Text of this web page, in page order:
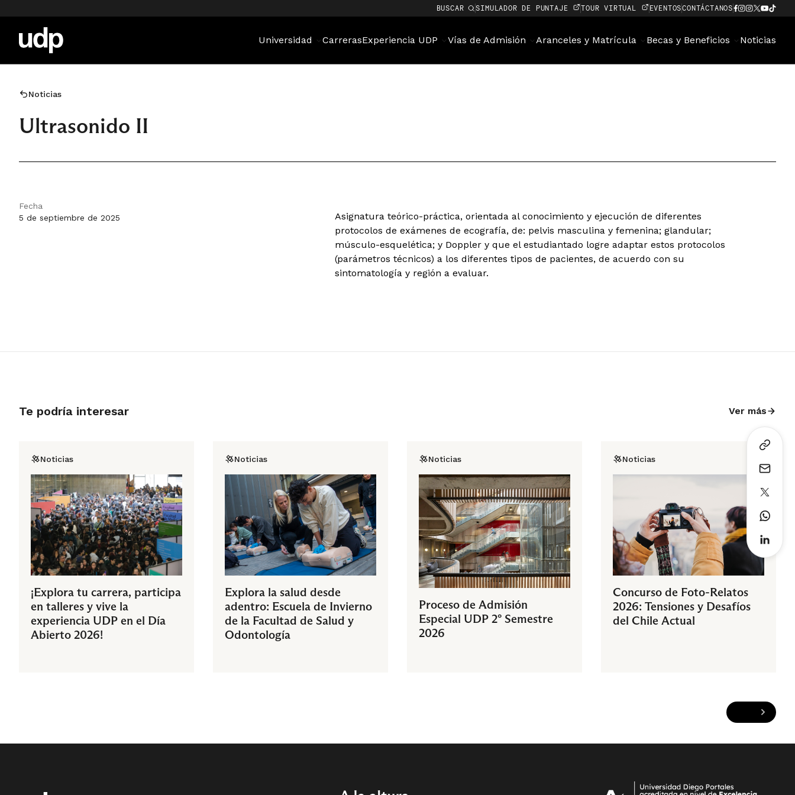
BUSCAR SIMULADOR DE PUNTAJE TOUR VIRTUAL EVENTOSCONTÁCTANOS
Universidad CarrerasExperiencia UDP Vías de Admisión Aranceles y Matrícula Becas y Beneficios Noticias
Noticias
Ultrasonido II
Fecha
5 de septiembre de 2025
Asignatura teórico-práctica, orientada al conocimiento y ejecución de diferentes
protocolos de exámenes de ecografía, de: pelvis masculina y femenina; glandular;
músculo-esquelética; y Doppler y que el estudiantado logre adaptar estos protocolos
(parámetros técnicos) a los diferentes tipos de pacientes, de acuerdo con su
sintomatología y región a evaluar.
Te podría interesar Ver más
Noticias
¡Explora tu carrera, participa
en talleres y vive la
experiencia UDP en el Día
Abierto 2026!
Noticias
Explora la salud desde
adentro: Escuela de Invierno
de la Facultad de Salud y
Odontología
Noticias
Proceso de Admisión
Especial UDP 2° Semestre
2026
Noticias
Concurso de Foto-Relatos
2026: Tensiones y Desafíos
del Chile Actual